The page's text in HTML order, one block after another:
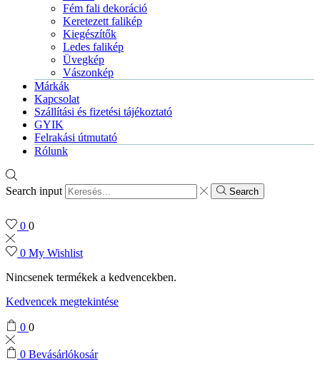
Fém fali dekoráció
Keretezett falikép
Kiegészítők
Ledes falikép
Üvegkép
Vászonkép
Márkák
Kapcsolat
Szállítási és fizetési tájékoztató
GYIK
Felrakási útmutató
Rólunk
Search input Search
0 0
0 My Wishlist
Nincsenek termékek a kedvencekben.
Kedvencek megtekintése
0 0
0 Bevásárlókosár